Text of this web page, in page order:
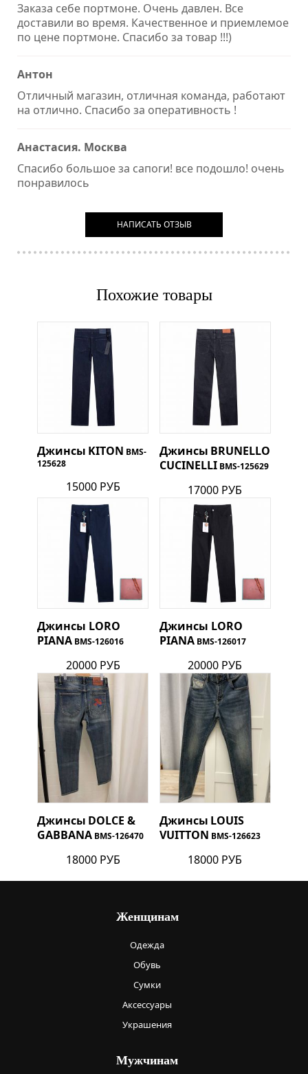
Заказа себе портмоне. Очень давлен. Все
доставили во время. Качественное и приемлемое
по цене портмоне. Спасибо за товар !!!)
Антон
Отличный магазин, отличная команда, работают
на отлично. Спасибо за оперативность !
Анастасия. Москва
Спасибо большое за сапоги! все подошло! очень
понравилось
НАПИСАТЬ ОТЗЫВ
Похожие товары
Джинсы KITON BMS-
125628
15000 РУБ
Джинсы BRUNELLO
CUCINELLI BMS-125629
17000 РУБ
Джинсы LORO
PIANA BMS-126016
20000 РУБ
Джинсы LORO
PIANA BMS-126017
20000 РУБ
Джинсы DOLCE &
GABBANA BMS-126470
18000 РУБ
Джинсы LOUIS
VUITTON BMS-126623
18000 РУБ
Женщинам
Одежда
Обувь
Сумки
Аксессуары
Украшения
Мужчинам